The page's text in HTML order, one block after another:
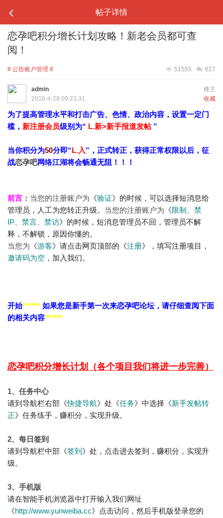
帖子详情
恋孕吧积分增长计划攻略！新老会员都可查
阅！
# 公告账户管理 # 627
51555
楼主
admin
收藏
2016-4-28 09:23:31
为了提高管理水平和打击广告、色情、政治内容，设置一定门
槛， 新注册会员级别为“ L.新>新手报道发帖 ”
当你积分为50分即“L.入”，正式转正，获得正常权限以后，征
战恋孕吧网络江湖将会畅通无阻！！！
前言 ： 当您的注册账户为 《验证》的时候，可以选择短消息给
管理员，人工为您转正升级。 当您的注册账户为 《限制、禁
IP、禁言、禁访》的时候，短消息管理员不回，管理员不解
释，不解锁，原因你懂的。
当您为 《游客》请点击网页顶部的 《注册》，填写注册项目，
邀请码为空 ，加入我们。
开始****** 如果您是新手第一次来恋孕吧论坛，请仔细查阅下面
的相关内容******
恋孕吧积分增长计划 （各个项目我们将进一步完善）
1、任务中心
请到导航栏右部《快捷导航》处《任务》中选择《新手发帖转
正》任务练手，赚积分，实现升级。
2、每日签到
请到导航栏中部 《签到 》处，点击进去签到 ，赚积分，实现升
级。
3、手机版
请在智能手机浏览器中打开输入我们网址
《http://www.yunweiba.cc》点击访问，然后手机版登录您的